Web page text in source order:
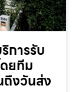
การรับ
ยทีม
งวันส่ง